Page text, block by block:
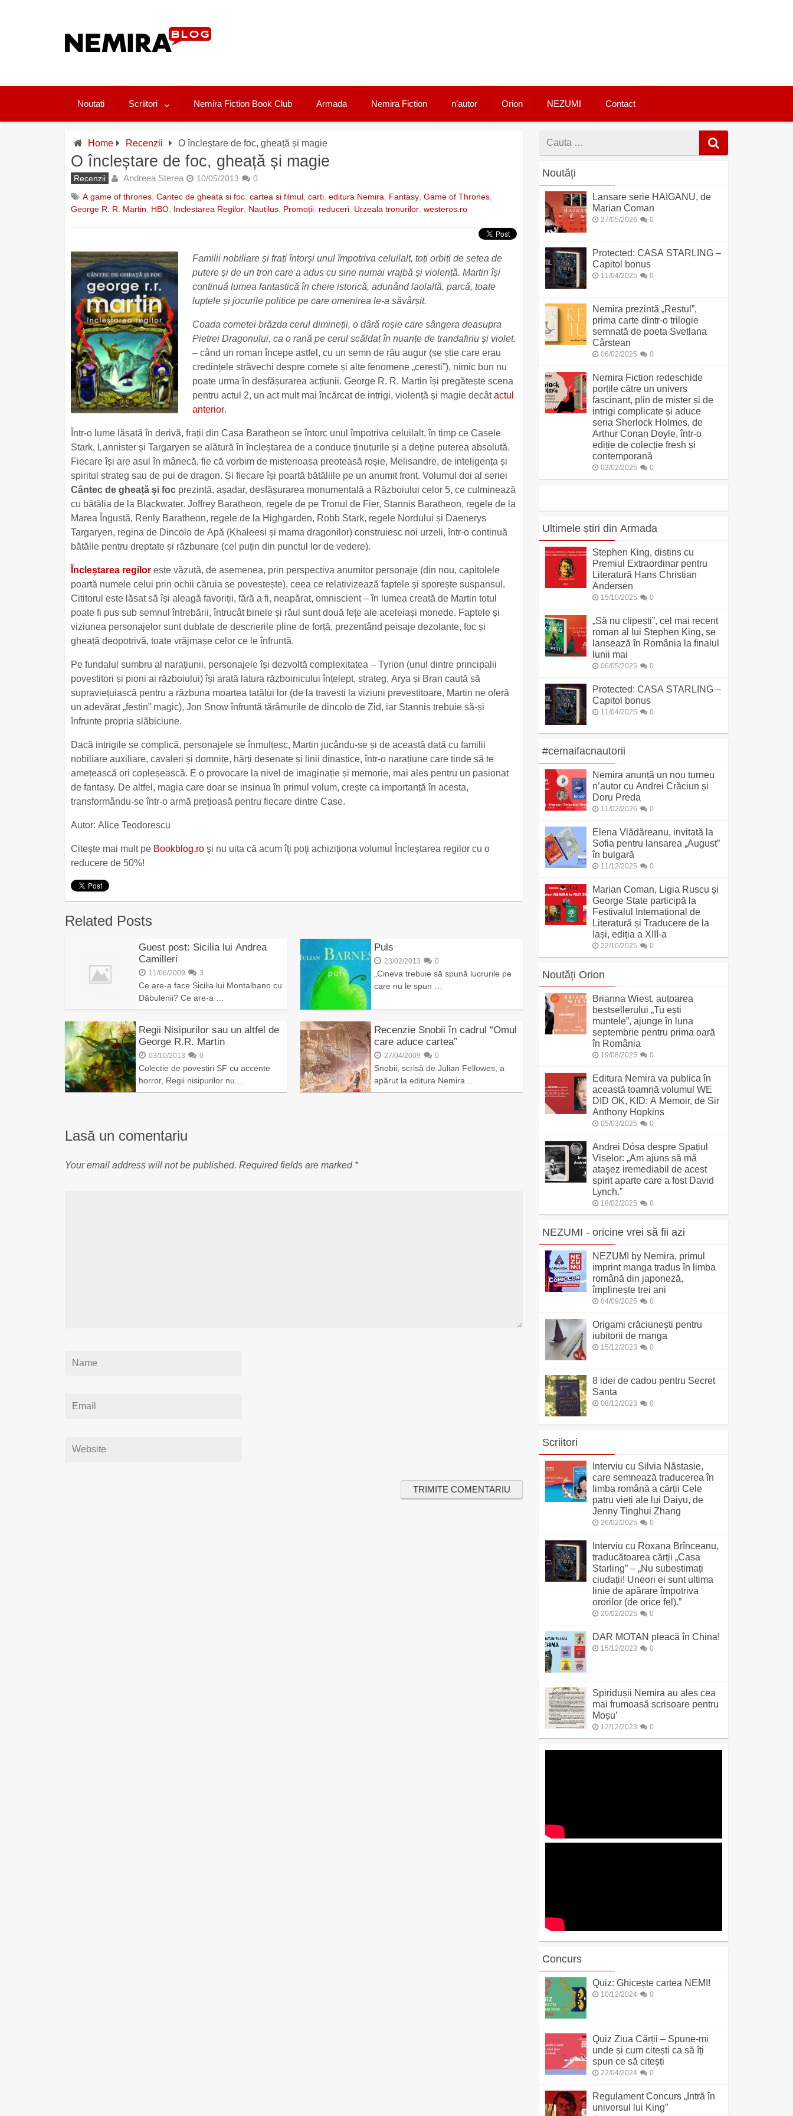
Noutati Scriitori Nemira Fiction Book Club Armada Nemira Fiction n’autor Orion NEZUMI Contact
Home Recenzii O încleștare de foc, gheață și magie
O încleștare de foc, gheață și magie
Recenzii Andreea Sterea 10/05/2013
0
A game of thrones Cantec de gheata si foc cartea si filmul carti editura Nemira Fantasy Game of Thrones
George R. R. Martin
HBO Inclestarea Regilor Nautilus Promoții reduceri Urzeala tronurilor westeros.ro
Familii nobiliare și frați întorși unul împotriva celuilalt, toți orbiți de setea de
putere și de un tron care a adus cu sine numai vrajbă și violență. Martin își
continuă lumea fantastică în cheie istorică, adunând laolaltă, parcă, toate
luptele și jocurile politice pe care omenirea le-a săvârșit.
Coada cometei brăzda cerul dimineții, o dâră roșie care sângera deasupra
Pietrei Dragonului, ca o rană pe cerul scăldat în nuanțe de trandafiriu și violet.
– când un roman începe astfel, cu un semn de rău augur (se știe care erau
credințele străvechi despre comete și alte fenomene „cerești”), nimic bun nu
poate urma în desfășurarea acțiunii. George R. R. Martin își pregătește scena
pentru actul 2, un act mult mai încărcat de intrigi, violență și magie decâtactul
anterior.
Într-o lume lăsată în derivă, frații din Casa Baratheon se întorc unul împotriva celuilalt, în timp ce Casele
Stark, Lannister și Targaryen se alătură în încleștarea de a conduce ținuturile și a deține puterea absolută.
Fiecare își are asul în mânecă, fie că vorbim de misterioasa preoteasă roșie, Melisandre, de inteligența și
spiritul strateg sau de pui de dragon. Și fiecare își poartă bătăliile pe un anumit front. Volumul doi al seriei
Cântec de gheață și foc prezintă, așadar, desfășurarea monumentală a Războiului celor 5, ce culminează
cu bătălia de la Blackwater. Joffrey Baratheon, regele de pe Tronul de Fier, Stannis Baratheon, regele de la
Marea Îngustă, Renly Baratheon, regele de la Highgarden, Robb Stark, regele Nordului și Daenerys
Targaryen, regina de Dincolo de Apă (Khaleesi și mama dragonilor) construiesc noi urzeli, într-o continuă
bătălie pentru dreptate și răzbunare (cel puțin din punctul lor de vedere).
Încleștarea regilor este văzută, de asemenea, prin perspectiva anumitor personaje (din nou, capitolele
poartă numele celui prin ochii căruia se povestește), ceea ce relativizează faptele și sporește suspansul.
Cititorul este lăsat să își aleagă favoriții, fără a fi, neapărat, omniscient – în lumea creată de Martin totul
poate fi pus sub semnul întrebării, întrucât binele și răul sunt două fețe ale aceleiași monede. Faptele și
viziunea personajelor sunt dublate de descrierile pline de forță, prezentând peisaje dezolante, foc și
gheață deopotrivă, toate vrăjmașe celor ce le înfruntă.
Pe fundalul sumbru al narațiunii, personajele își dezvoltă complexitatea – Tyrion (unul dintre principalii
povestitori și pioni ai războiului) își arată latura războinicului înțelept, strateg, Arya și Bran caută să
supraviețuiască pentru a răzbuna moartea tatălui lor (de la travesti la viziuni prevestitoare, Martin ne oferă
un adevărat „festin” magic), Jon Snow înfruntă tărâmurile de dincolo de Zid, iar Stannis trebuie să-și
înfrunte propria slăbiciune.
Dacă intrigile se complică, personajele se înmulțesc, Martin jucându-se și de această dată cu familii
nobiliare auxiliare, cavaleri și domnițe, hărți desenate și linii dinastice, într-o narațiune care tinde să te
amețească ori copleșească. E o provocare la nivel de imaginație și memorie, mai ales pentru un pasionat
de fantasy. De altfel, magia care doar se insinua în primul volum, crește ca importanță în acesta,
transformându-se într-o armă prețioasă pentru fiecare dintre Case.
Autor: Alice Teodorescu
Citeşte mai mult pe Bookblog.ro şi nu uita că acum îţi poţi achiziţiona volumul Încleştarea regilor cu o
reducere de 50%!
Related Posts
Guest post: Sicilia lui Andrea
Camilleri
11/06/2009 3
Ce are-a face Sicilia lui Montalbano cu
Dăbulenii? Ce are-a …
Puls
23/02/2013 0
„Cineva trebuie să spună lucrurile pe
care nu le spun …
Regii Nisipurilor sau un altfel de
George R.R. Martin
03/10/2013 0
Colectie de povestiri SF cu accente
horror, Regii nisipurilor nu …
Recenzie Snobii în cadrul “Omul
care aduce cartea”
27/04/2009 0
Snobii, scrisă de Julian Fellowes, a
apărut la editura Nemira …
Lasă un comentariu
Your email address will not be published. Required fields are marked *
Cauta
Noutăți
Lansare serie HAIGANU, de
Marian Coman
27/05/2026 0
Protected: CASA STARLING –
Capitol bonus
11/04/2025 0
Nemira prezintă „Restul”,
prima carte dintr-o trilogie
semnată de poeta Svetlana
Cârstean
06/02/2025 0
Nemira Fiction redeschide
porțile către un univers
fascinant, plin de mister și de
intrigi complicate și aduce
seria Sherlock Holmes, de
Arthur Conan Doyle, într-o
ediție de colecție fresh și
contemporană
03/02/2025 0
Ultimele știri din Armada
Stephen King, distins cu
Premiul Extraordinar pentru
Literatură Hans Christian
Andersen
15/10/2025 0
„Să nu clipești”, cel mai recent
roman al lui Stephen King, se
lansează în România la finalul
lunii mai
06/05/2025 0
Protected: CASA STARLING –
Capitol bonus
11/04/2025 0
#cemaifacnautorii
Nemira anunță un nou turneu
n’autor cu Andrei Crăciun și
Doru Preda
11/02/2026 0
Elena Vlădăreanu, invitată la
Sofia pentru lansarea „August”
în bulgară
11/12/2025 0
Marian Coman, Ligia Ruscu și
George State participă la
Festivalul Internațional de
Literatură și Traducere de la
Iași, ediția a XIII-a
22/10/2025 0
Noutăți Orion
Brianna Wiest, autoarea
bestsellerului „Tu ești
muntele”, ajunge în luna
septembrie pentru prima oară
în România
19/08/2025 0
Editura Nemira va publica în
această toamnă volumul WE
DID OK, KID: A Memoir, de Sir
Anthony Hopkins
05/03/2025 0
Andrei Dósa despre Spațiul
Viselor: „Am ajuns să mă
ataşez iremediabil de acest
spirit aparte care a fost David
Lynch.”
18/02/2025 0
NEZUMI - oricine vrei să fii azi
NEZUMI by Nemira, primul
imprint manga tradus în limba
română din japoneză,
împlinește trei ani
04/09/2025 0
Origami crăciunești pentru
iubitorii de manga
15/12/2023 0
8 idei de cadou pentru Secret
Santa
08/12/2023 0
Scriitori
Interviu cu Silvia Năstasie,
care semnează traducerea în
limba română a cărții Cele
patru vieți ale lui Daiyu, de
Jenny Tinghui Zhang
26/02/2025 0
Interviu cu Roxana Brînceanu,
traducătoarea cărții „Casa
Starling” – „Nu subestimați
ciudații! Uneori ei sunt ultima
linie de apărare împotriva
ororilor (de orice fel).”
20/02/2025 0
DAR MOTAN pleacă în China!
15/12/2023 0
Spiridușii Nemira au ales cea
mai frumoasă scrisoare pentru
Moșu’
12/12/2023 0
Concurs
Quiz: Ghicește cartea NEMI!
10/12/2024 0
Quiz Ziua Cărții – Spune-mi
unde și cum citești ca să îți
spun ce să citești
22/04/2024 0
Regulament Concurs „Intră în
universul lui King”